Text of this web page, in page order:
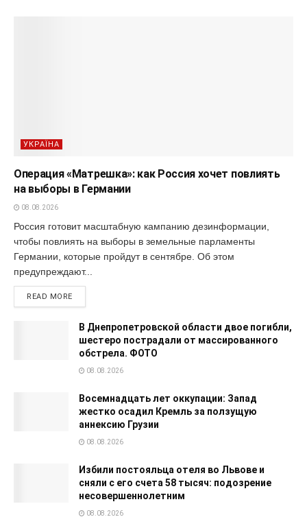
УКРАЇНА
Операция «Матрешка»: как Россия хочет повлиять
на выборы в Германии
08.08.2026
Россия готовит масштабную кампанию дезинформации,
чтобы повлиять на выборы в земельные парламенты
Германии, которые пройдут в сентябре. Об этом
предупреждают...
READ MORE
В Днепропетровской области двое погибли,
шестеро пострадали от массированного
обстрела. ФОТО
08.08.2026
Восемнадцать лет оккупации: Запад
жестко осадил Кремль за ползущую
аннексию Грузии
08.08.2026
Избили постояльца отеля во Львове и
сняли с его счета 58 тысяч: подозрение
несовершеннолетним
08.08.2026